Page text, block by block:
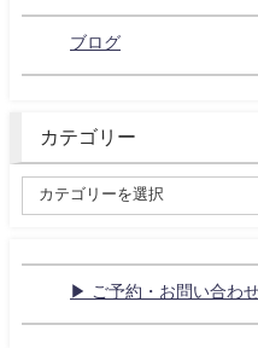
ブログ
カテゴリー
▶ ご予約・お問い合わ